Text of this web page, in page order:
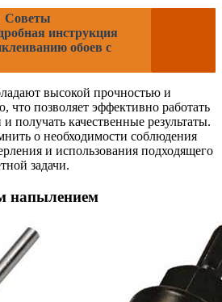
Советы
инструкция
обоев с
высокой прочностью и
что позволяет эффективно работать
получать качественные результаты.
о необходимости соблюдения
и использования подходящего
задачи.
напылением